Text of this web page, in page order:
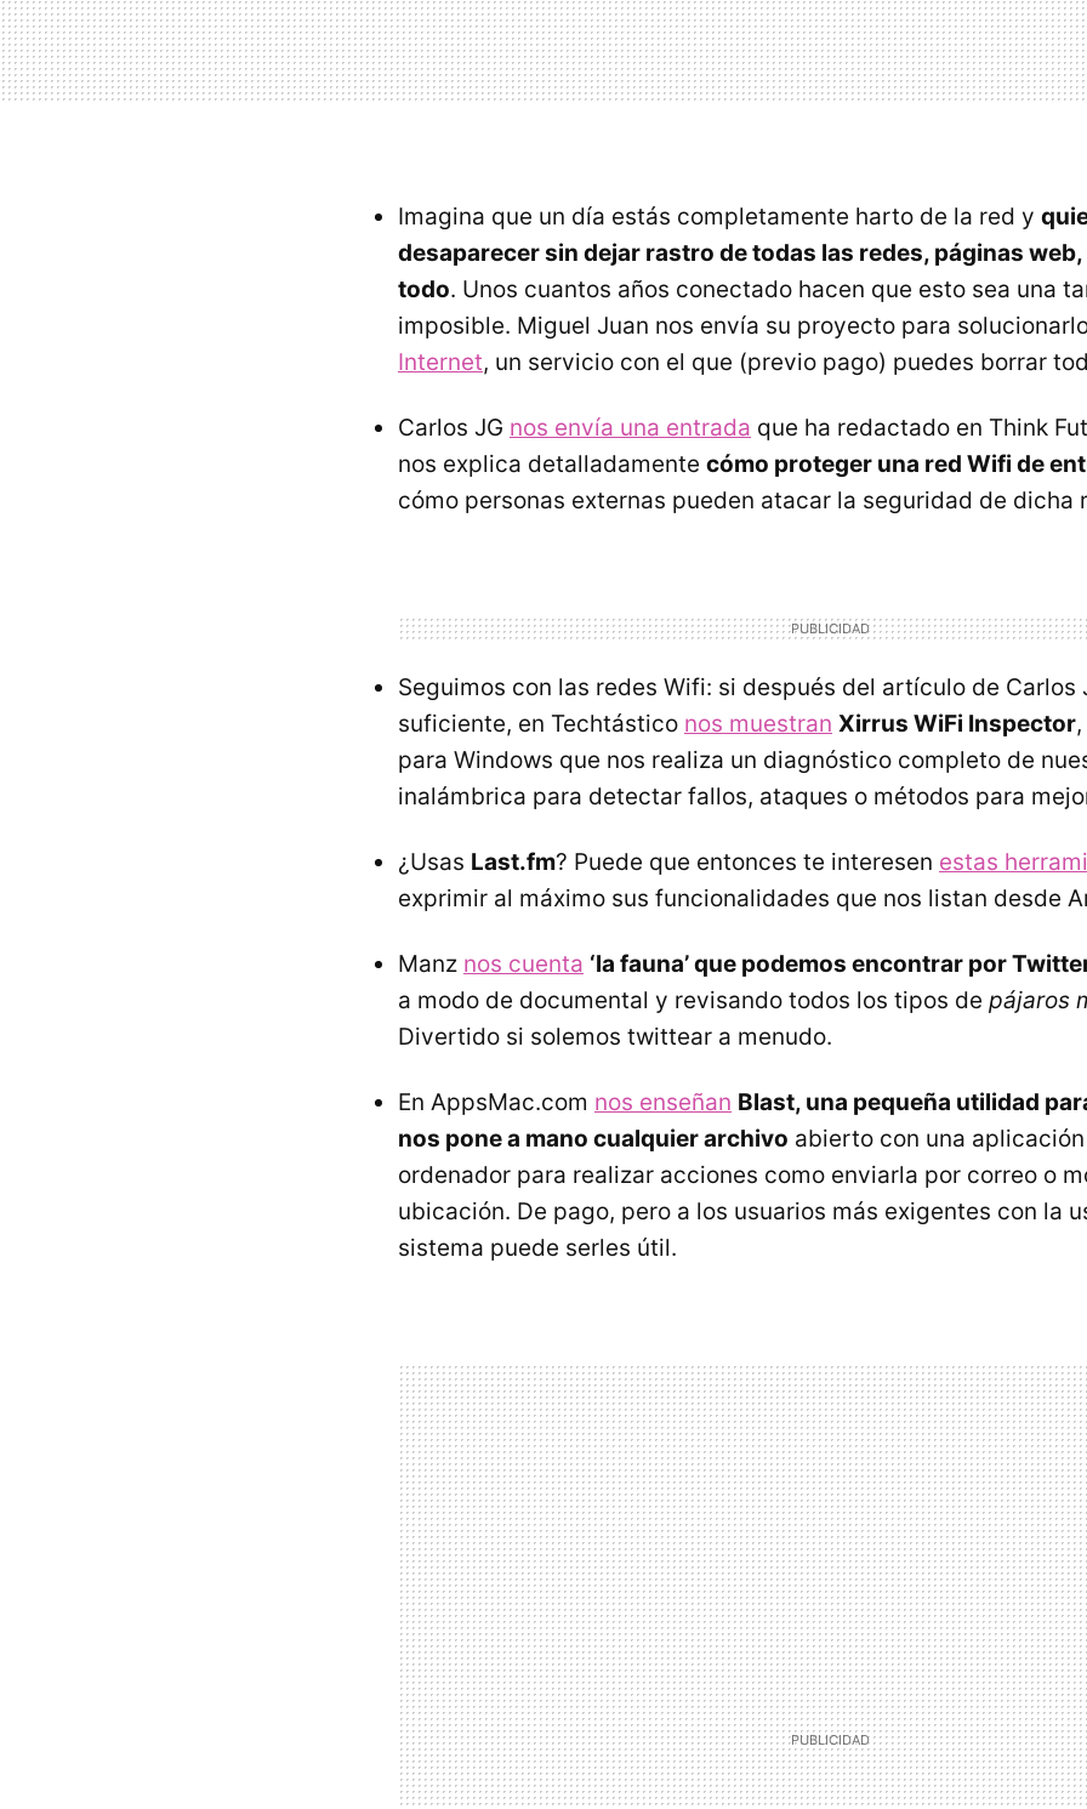
Imagina que un día estás completamente harto de la red y
desaparecer sin dejar rastro de todas las redes, páginas
todo. Unos cuantos años conectado hacen que esto sea una
imposible. Miguel Juan nos envía su proyecto para
Internet, un servicio con el que (previo pago) puedes borrar
Carlos JG nos envía una entrada que ha redactado en Think
nos explica detalladamente cómo proteger una red Wifi de
cómo personas externas pueden atacar la seguridad de dicha
Seguimos con las redes Wifi: si después del artículo de Carlos
suficiente, en Techtástico nos muestran Xirrus WiFi Inspector
para Windows que nos realiza un diagnóstico completo de
inalámbrica para detectar fallos, ataques o métodos para
¿Usas Last.fm? Puede que entonces te interesen estas
exprimir al máximo sus funcionalidades que nos listan desde
Manz nos cuenta ‘la fauna’ que podemos encontrar por
a modo de documental y revisando todos los tipos de pájaros
Divertido si solemos twittear a menudo.
En AppsMac.com nos enseñan Blast, una pequeña utilidad
nos pone a mano cualquier archivo abierto con una
ordenador para realizar acciones como enviarla por correo o
ubicación. De pago, pero a los usuarios más exigentes con la
sistema puede serles útil.